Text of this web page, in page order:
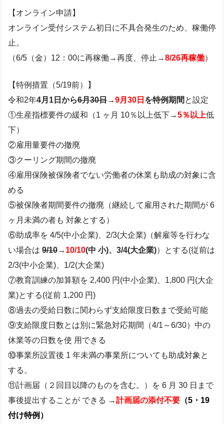
【オンライン申請】
オンライン受付システム初日に不具合発生のため、稼働停
止。
（6/5（金）12：00に再稼働→再度、停止→8/26再稼働）
【特例措置（5/19前）】
令和2年4月1日から6月30日→9月30日 を特例期間 と設定
①生産指標要件の緩和（1 ヶ月 10％以上低下→5％以上低
下）
②雇用量要件の撤廃
③クーリング期間の撤廃
④雇用保険被保険者でない労働者の休業も助成の対象に含
める
⑤被保険者期間要件の撤廃（継続して雇用された期間が 6
ヶ月未満の者も 対象とする）
⑥助成率を 4/5(中小企業)、2/3(大企業)（解雇等を行わな
い場合は 9/10→ 10/10(中 小)、3/4(大企業)）とする(従前は
2/3(中小企業)、1/2(大企業)
⑦教育訓練の加算額を 2,400 円(中小企業)、1,800 円(大企
業)とする(従前 1,200 円)
⑧過去の受給日数に関わらず支給限度日数まで受給可能
⑨支給限度日数とは別に緊急対応期間（4/1～6/30）中の
休業等の日数を使 用できる
⑩事業所設置後 1 年未満の事業所についても助成対象と
する。
⑪計画届（２回目以降のものを含む。）を 6 月 30 日まで
事後提出することが できる →計画届の添付不要 （5・19
付け特例）